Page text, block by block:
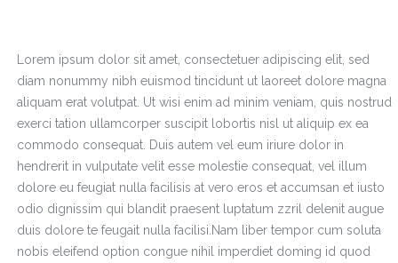
Lorem ipsum dolor sit amet, consectetuer adipiscing elit, sed
diam nonummy nibh euismod tincidunt ut laoreet dolore magna
aliquam erat volutpat. Ut wisi enim ad minim veniam, quis nostrud
exerci tation ullamcorper suscipit lobortis nisl ut aliquip ex ea
commodo consequat. Duis autem vel eum iriure dolor in
hendrerit in vulputate velit esse molestie consequat, vel illum
dolore eu feugiat nulla facilisis at vero eros et accumsan et iusto
odio dignissim qui blandit praesent luptatum zzril delenit augue
duis dolore te feugait nulla facilisi.Nam liber tempor cum soluta
nobis eleifend option congue nihil imperdiet doming id quod